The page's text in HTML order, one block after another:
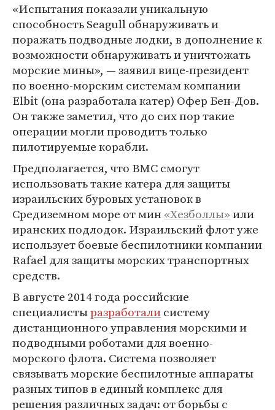
«Испытания показали уникальную
способность Seagull обнаруживать и
поражать подводные лодки, в дополнение к
возможности обнаруживать и уничтожать
морские мины», — заявил вице-президент
по военно-морским системам компании
Elbit (она разработала катер) Офер Бен-Дов.
Он также заметил, что до сих пор такие
операции могли проводить только
пилотируемые корабли.
Предполагается, что ВМС смогут
использовать такие катера для защиты
израильских буровых установок в
Средиземном море от мин«Хезболлы»или
иранских подлодок. Израильский флот уже
использует боевые беспилотники компании
Rafael для защиты морских транспортных
средств.
В августе 2014 года российские
специалистыразработалисистему
дистанционного управления морскими и
подводными роботами для военно-
морского флота. Система позволяет
связывать морские беспилотные аппараты
разных типов в единый комплекс для
решения различных задач: от борьбы с